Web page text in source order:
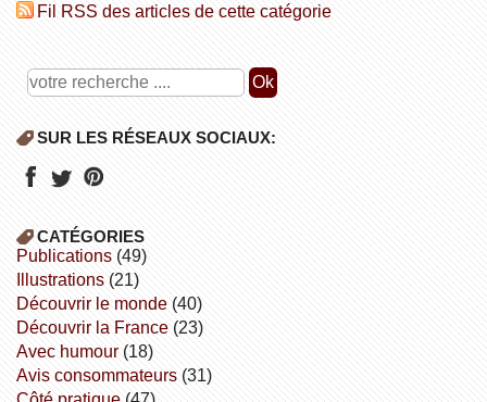
Fil RSS des articles de cette catégorie
SUR LES RÉSEAUX SOCIAUX:
CATÉGORIES
publications(49)
illustrations(21)
découvrir le monde(40)
découvrir la France(23)
avec humour(18)
avis consommateurs(31)